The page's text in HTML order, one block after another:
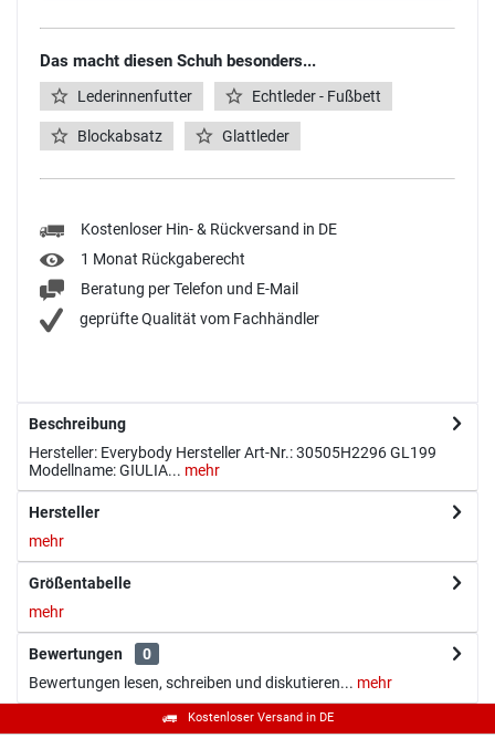
Das macht diesen Schuh besonders...
Lederinnenfutter Echtleder - Fußbett
Blockabsatz Glattleder
Kostenloser Hin- & Rückversand in DE
1 Monat Rückgaberecht
Beratung per Telefon und E-Mail
geprüfte Qualität vom Fachhändler
Beschreibung
Hersteller: Everybody Hersteller Art-Nr.: 30505H2296 GL199
Modellname: GIULIA... mehr
Hersteller
mehr
Größentabelle
mehr
Bewertungen
0
Bewertungen lesen, schreiben und diskutieren... mehr
Kostenloser Versand in DE